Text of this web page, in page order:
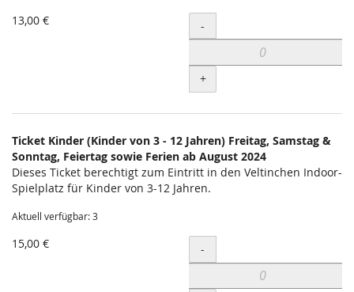
13,00 € Menge
-
+
Ticket Kinder (Kinder von 3 - 12 Jahren) Freitag, Samstag &
Sonntag, Feiertag sowie Ferien ab August 2024
Dieses Ticket berechtigt zum Eintritt in den Veltinchen Indoor-
Spielplatz für Kinder von 3-12 Jahren.
Aktuell verfügbar: 3
15,00 € Menge
-